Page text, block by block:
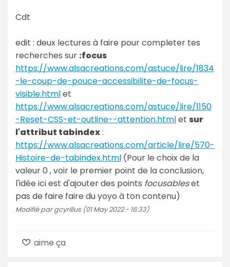
Cdt
edit : deux lectures à faire pour completer tes
recherches sur :focus
https://www.alsacreations.com/astuce/lire/1834
-le-coup-de-pouce-accessibilite-de-focus-
visible.htmlet
https://www.alsacreations.com/astuce/lire/1150
-Reset-CSS-et-outline--attention.htmlet sur
l'attribut tabindex:
https://www.alsacreations.com/article/lire/570-
Histoire-de-tabindex.html (Pour le choix de la
valeur 0 , voir le premier point de la conclusion,
l'idée ici est d'ajouter des points focusableset
pas de faire faire du yoyo à ton contenu)
Modifié par gcyrillus (01 May 2022 - 16:33)
aime ça